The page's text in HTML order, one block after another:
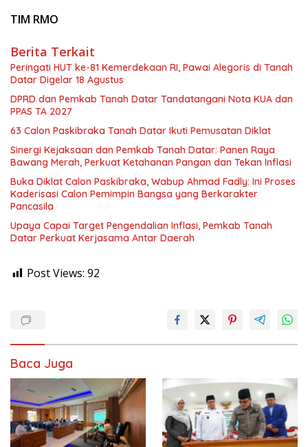
TIM RMO
Berita Terkait
Peringati HUT ke-81 Kemerdekaan RI, Pawai Alegoris di Tanah
Datar Digelar 18 Agustus
DPRD dan Pemkab Tanah Datar Tandatangani Nota KUA dan
PPAS TA 2027
63 Calon Paskibraka Tanah Datar Ikuti Pemusatan Diklat
Sinergi Kejaksaan dan Pemkab Tanah Datar: Panen Raya
Bawang Merah, Perkuat Ketahanan Pangan dan Tekan Inflasi
Buka Diklat Calon Paskibraka, Wabup Ahmad Fadly: Ini Proses
Kaderisasi Calon Pemimpin Bangsa yang Berkarakter
Pancasila
Upaya Capai Target Pengendalian Inflasi, Pemkab Tanah
Datar Perkuat Kerjasama Antar Daerah
Post Views: 92
Baca Juga